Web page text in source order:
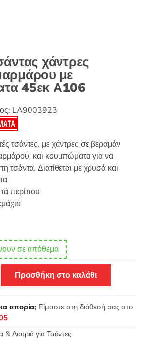
χάντρες
με
45εκ Α106
LA9003923
τσάντες, με χάντρες σε βεραμάν
και κουμπώματα για να
τσάντα. Διατίθεται με χρυσά και
περίπου
σε απόθεμα
Προσθήκη στο καλάθι
απορία; Είμαστε στη διάθεσή σας στο
& Λουριά για Τσάντες